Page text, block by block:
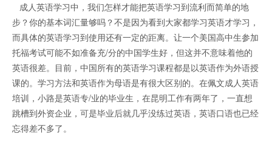
成人英语学习中，我们怎样才能把英语学习到流利而简单的地
步？你的基本词汇量够吗？不是因为看到大家都学习英语才学习，
而具体的英语学习到使用还有一定的距离。让一个美国高中生参加
托福考试可能不如准备充/分的中国学生好，但这并不意味着他的
英语很差。目前，中国所有的英语学习课程都是以英语作为外语授
课的。学习方法和英语作为母语是有很大区别的。在佩文成人英语
培训，小路是英语专/业的毕业生，在昆明工作有两年了，一直想
跳槽到外资企业，可是毕业后就几乎没练过英语，英语口语也已经
忘得差不多了。